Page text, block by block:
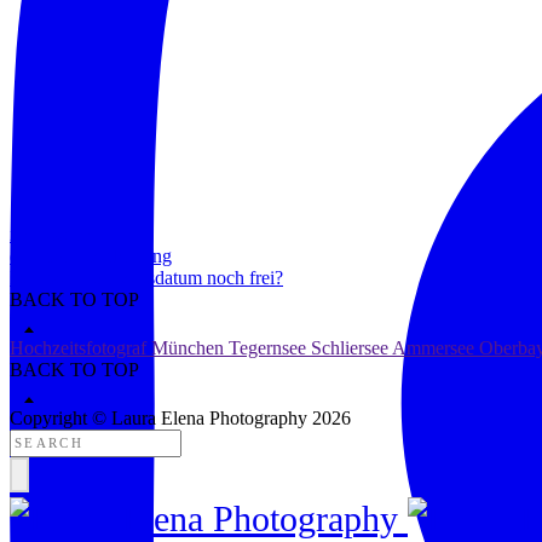
impressum
datenschutzerklärung
Ist unser Hochzeitsdatum noch frei?
BACK TO TOP
Hochzeitsfotograf München Tegernsee Schliersee Ammersee
BACK TO TOP
Copyright © Laura Elena Photography 2026